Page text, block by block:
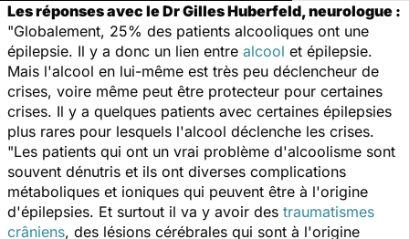
Les réponses avec le Dr Gilles Huberfeld, neurologue :
"Globalement, 25% des patients alcooliques ont une
épilepsie. Il y a donc un lien entre alcool et épilepsie.
Mais l'alcool en lui-même est très peu déclencheur de
crises, voire même peut être protecteur pour certaines
crises. Il y a quelques patients avec certaines épilepsies
plus rares pour lesquels l'alcool déclenche les crises.
"Les patients qui ont un vrai problème d'alcoolisme sont
souvent dénutris et ils ont diverses complications
métaboliques et ioniques qui peuvent être à l'origine
d'épilepsies. Et surtout il va y avoir des traumatismes
crâniens, des lésions cérébrales qui sont à l'origine